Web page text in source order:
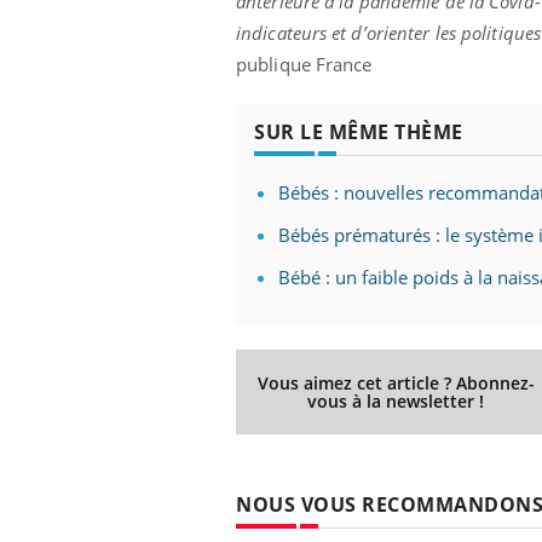
indicateurs et d’orienter les
publique France
SUR LE MÊME THÈME
Bébés : nouvelles
Bébés prématurés : le
Bébé : un faible poids à la
Vous aimez cet article ? Abonnez-
vous à la newsletter !
NOUS VOUS RECOMMANDONS
Eczéma Chronique des Mains : se
préparer pour l’été !Youtube
L'été arrive… et avec lui, un tout nouveau
rythme de vie ! Vacances, plage, piscine,
soleil, activités en plein air… Nos mains
Le